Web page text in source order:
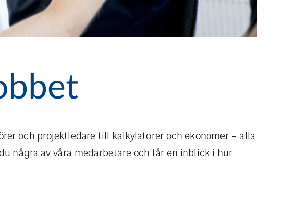
och projektledare till kalkylatorer och ekonomer – alla
några av våra medarbetare och får en inblick i hur